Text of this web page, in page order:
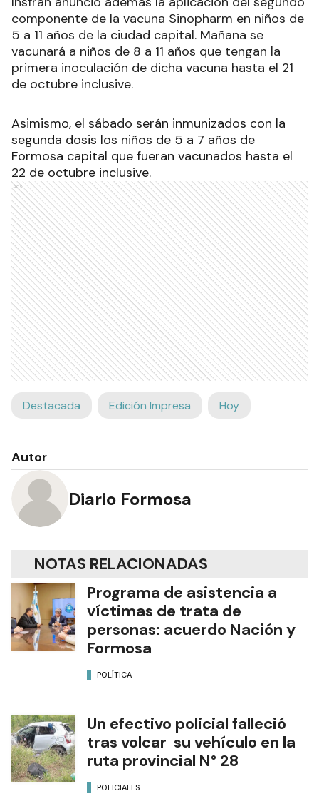
componente de la vacuna Sinopharm en niños de
5 a 11 años de la ciudad capital. Mañana se
vacunará a niños de 8 a 11 años que tengan la
primera inoculación de dicha vacuna hasta el 21
de octubre inclusive.
Asimismo, el sábado serán inmunizados con la
segunda dosis los niños de 5 a 7 años de
Formosa capital que fueran vacunados hasta el
22 de octubre inclusive.
Ads
Destacada Edición Impresa Hoy
Autor
Diario Formosa
NOTAS RELACIONADAS
Programa de asistencia a
víctimas de trata de
personas: acuerdo Nación y
Formosa
POLÍTICA
Un efectivo policial falleció
tras volcar su vehículo en la
ruta provincial N° 28
POLICIALES